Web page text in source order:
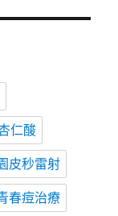
仁酸
皮秒雷射
春痘治療